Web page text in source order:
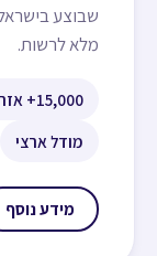
שבוצע
מלא לרשות.
15,000+ אזרחים
מודל ארצי
מידע נוסף